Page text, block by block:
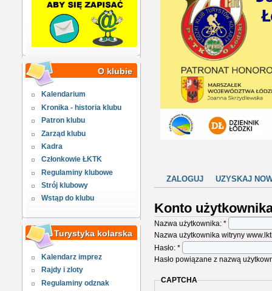
O klubie
Kalendarium
Kronika - historia klubu
Patron klubu
Zarząd klubu
Kadra
Członkowie ŁKTK
Regulaminy klubowe
Strój klubowy
Wstąp do klubu
Turystyka kolarska
Kalendarz imprez
Rajdy i zloty
Regulaminy odznak
ZALOGUJ UZYSKAJ
Konto
Nazwa użytkownika: *
Nazwa użytkownika witryny
Hasło: *
Hasło powiązane z nazwą
CAPTCHA